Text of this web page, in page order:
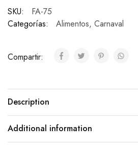
SKU:
FA-75
Categorías:
Alimentos, Carnaval
Compartir:
Description
Additional information